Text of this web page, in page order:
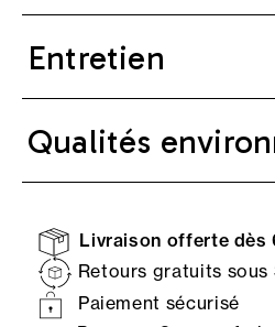
Entretien
Qualités
Livraison offerte dès
Retours gratuits sous
Paiement sécurisé